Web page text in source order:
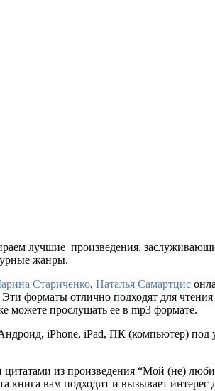
лучшие произведения,
жанры.
Стариченко, Наталья Самартцис
форматы отлично подходят для
можете прослушать ее в mp3 формате.
iPhone, iPad, ПК (компьютер)
цитатами из произведения “Мой (не)
книга вам подходит и вызывает интерес